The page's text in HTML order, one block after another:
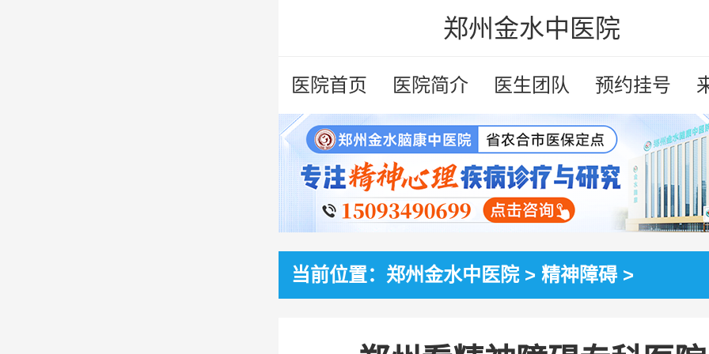
郑州金水中医院
医院首页 医院简介 医生团队 预约挂号
当前位置： 郑州金水中医院> 精神障碍 >